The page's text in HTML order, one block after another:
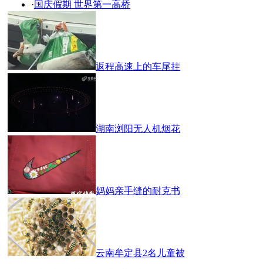
·国庆假期 世界第一高桥
返程高速上的车尾挂
湖南浏阳无人机烟花
妈妈亲手缝的耐克书
云南牟定县2名儿童被